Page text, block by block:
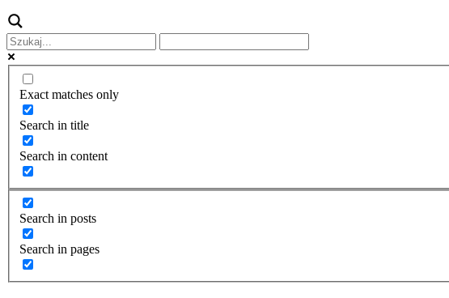
Exact matches only
Search in title
Search in content
Search in posts
Search in pages